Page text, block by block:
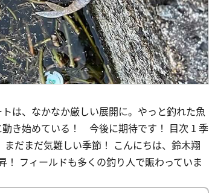
は、なかなか厳しい展開に。やっと釣れた魚
き始めている！ 今後に期待です！ 目次 1 季
だまだ気難しい季節！ こんにちは、鈴木翔
フィールドも多くの釣り人で賑わっていま